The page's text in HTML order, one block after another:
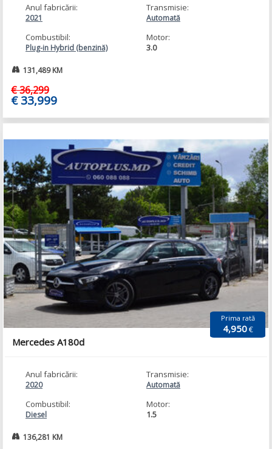
Anul fabricării:
2021
Transmisie:
Automată
Combustibil:
Plug-in Hybrid (benzină)
Motor:
3.0
131,489 KM
€ 36,299
€ 33,999
Prima rată
4,950€
Mercedes A180d
Anul fabricării:
2020
Transmisie:
Automată
Combustibil:
Diesel
Motor:
1.5
136,281 KM